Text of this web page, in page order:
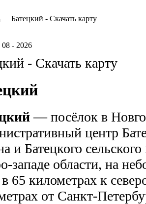
Батецкий - Скачать карту
08 - 2026
- Скачать карту
— посёлок в
центр
и Батецкого
западе области, на
65 километрах к
от Санкт-